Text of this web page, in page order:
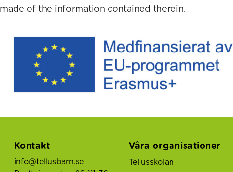
made of the information contained therein.
Kontakt
info@tellusbarn.se
Våra organisationer
Tellusskolan